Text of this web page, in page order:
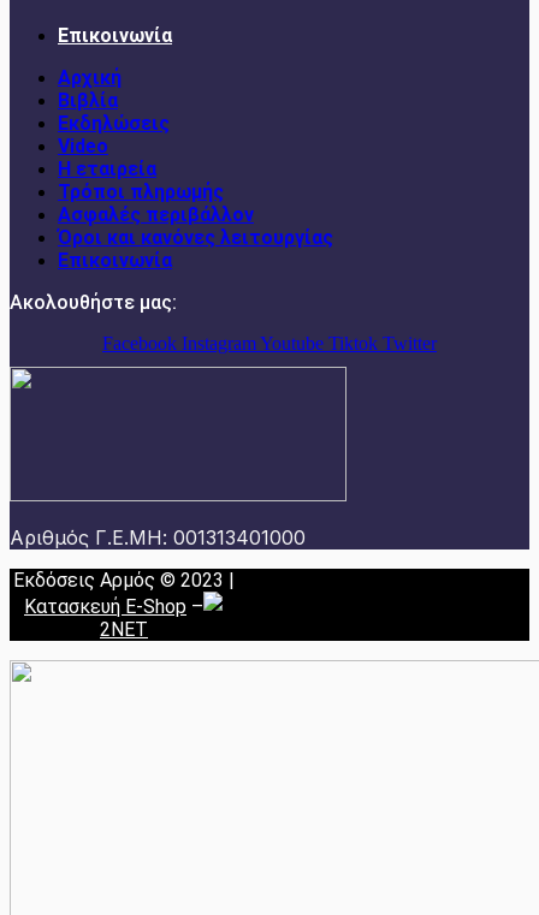
Επικοινωνία
Αρχική
Βιβλία
Εκδηλώσεις
Video
Η εταιρεία
Τρόποι πληρωμής
Ασφαλές περιβάλλον
Όροι και κανόνες λειτουργίας
Επικοινωνία
Ακολουθήστε μας:
Facebook InstagramYoutube Tiktok Twitter
Αριθμός Γ.Ε.ΜΗ: 001313401000
Εκδόσεις Αρμός © 2023 |
Κατασκευή E-Shop –
2NET